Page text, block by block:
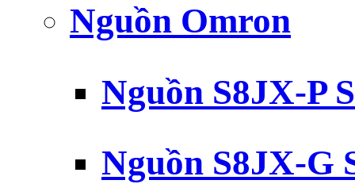
Nguồn Omron
Nguồn S8JX-P
Nguồn S8JX-G